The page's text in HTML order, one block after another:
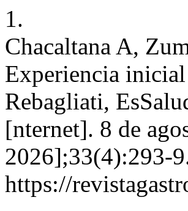
1.
Chacaltana A,
Experiencia
Rebagliati,
[nternet]. 8 de
2026];33(4):293-
https://